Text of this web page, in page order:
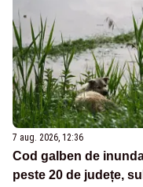
7 aug. 2026, 12:36
Cod galben de
peste 20 de județe,